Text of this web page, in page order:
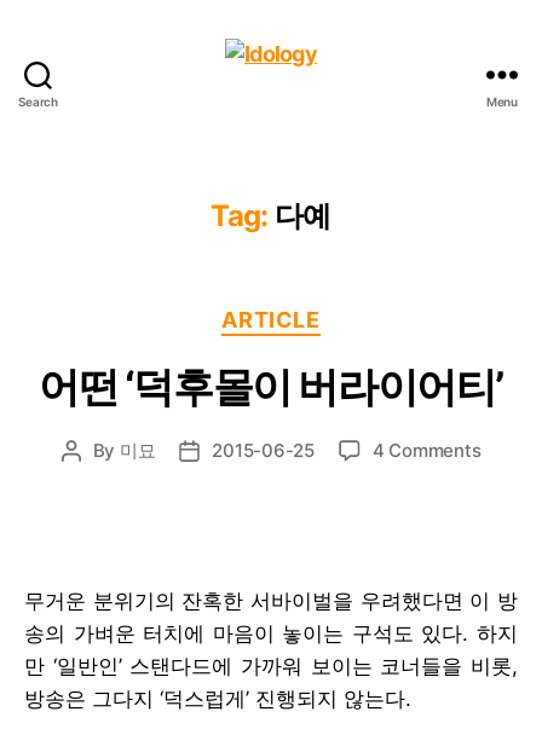
Search Menu
Tag: 다예
Categories
ARTICLE
어떤 ‘덕후몰이 버라이어티’
Post
By 미묘
Post2015-06-25 4 Commentson
이
버
라
무거운 분위기의 잔혹한 서바이벌을 우려했다면 이 방
송의 가벼운 터치에 마음이 놓이는 구석도 있다. 하지
만 ‘일반인’ 스탠다드에 가까워 보이는 코너들을 비롯,
방송은 그다지 ‘덕스럽게’ 진행되지 않는다.